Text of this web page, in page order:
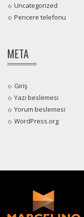
Uncategorized
Pencere telefonu
META
Giriş
Yazı beslemesi
Yorum beslemesi
WordPress.org